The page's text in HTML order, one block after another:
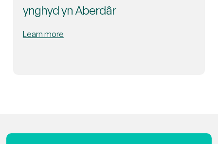
ynghyd yn Aberdâr
Learn more